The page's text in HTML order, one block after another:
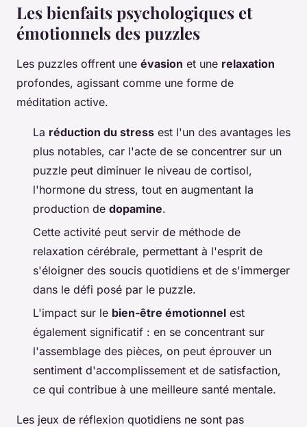
Les bienfaits psychologiques et
émotionnels des puzzles
Les puzzles offrent une évasion et une relaxation
profondes, agissant comme une forme de
méditation active.
La réduction du stress est l'un des avantages les
plus notables, car l'acte de se concentrer sur un
puzzle peut diminuer le niveau de cortisol,
l'hormone du stress, tout en augmentant la
production de dopamine.
Cette activité peut servir de méthode de
relaxation cérébrale, permettant à l'esprit de
s'éloigner des soucis quotidiens et de s'immerger
dans le défi posé par le puzzle.
L'impact sur le bien-être émotionnel est
également significatif : en se concentrant sur
l'assemblage des pièces, on peut éprouver un
sentiment d'accomplissement et de satisfaction,
ce qui contribue à une meilleure santé mentale.
Les jeux de réflexion quotidiens ne sont pas